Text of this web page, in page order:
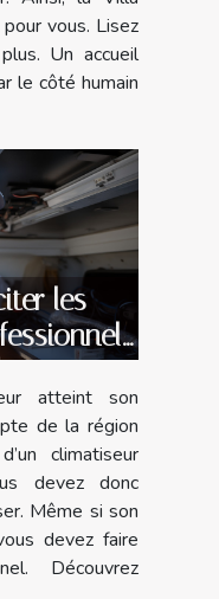
vous. Lisez
Un accueil
le côté humain
les
votre
? atteint son
de la région
climatiseur
devez donc
Même si son
devez faire
Découvrez